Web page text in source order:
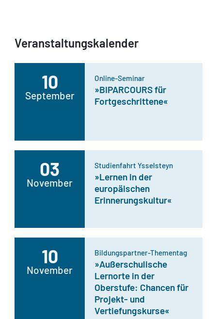
Veranstaltungskalender
10
September
Online-Seminar
»BIPARCOURS für
Fortgeschrittene«
03
November
Studienfahrt Ysselsteyn
»Lernen in der
europäischen
Erinnerungskultur«
10
November
Bildungspartner-Thementag
»Außerschulische
Lernorte in der
Oberstufe: Chancen für
Projekt- und
Vertiefungskurse«